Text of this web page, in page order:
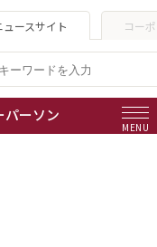
ュースサイト コー
パーソン
MENU